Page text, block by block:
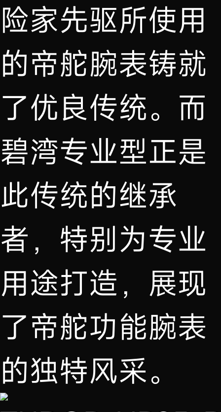
险家先驱所使用
的帝舵腕表铸就
了优良传统。而
碧湾专业型正是
此传统的继承
者，特别为专业
用途打造，展现
了帝舵功能腕表
的独特风采。